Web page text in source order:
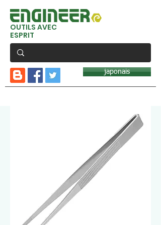
OUTILS AVEC
ESPRIT
japonais